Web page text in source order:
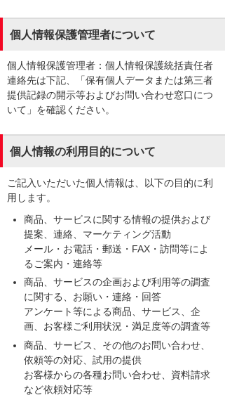
個人情報保護管理者について
個人情報保護管理者：個人情報保護統括責任者
連絡先は下記、「保有個人データまたは第三者
提供記録の開示等およびお問い合わせ窓口につ
いて」を確認ください。
個人情報の利用目的について
ご記入いただいた個人情報は、以下の目的に利
用します。
商品、サービスに関する情報の提供および
提案、連絡、マーケティング活動
メール・お電話・郵送・FAX・訪問等によ
るご案内・連絡等
商品、サービスの企画および利用等の調査
に関する、お願い・連絡・回答
アンケート等による商品、サービス、企
画、お客様ご利用状況・満足度等の調査等
商品、サービス、その他のお問い合わせ、
依頼等の対応、試用の提供
お客様からの各種お問い合わせ、資料請求
など依頼対応等